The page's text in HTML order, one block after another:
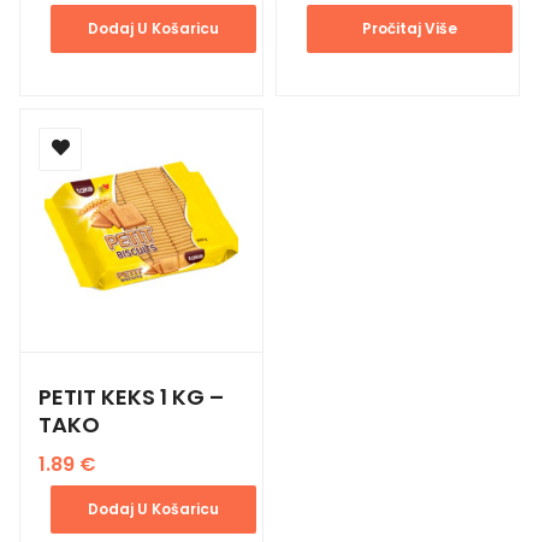
Dodaj U Košaricu Pročitaj Više
PETIT KEKS 1 KG –
TAKO
1.89 €
Dodaj U Košaricu